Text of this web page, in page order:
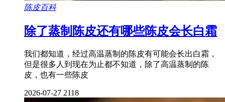
陈皮百科
除了蒸制陈皮还有哪些陈皮会长白霜
我们都知道，经过高温蒸制的陈皮有可能会长出白霜，
但是很多人到现在为止都不知道，除了高温蒸制的陈
皮，也有一些陈皮
2026-07-27 2118